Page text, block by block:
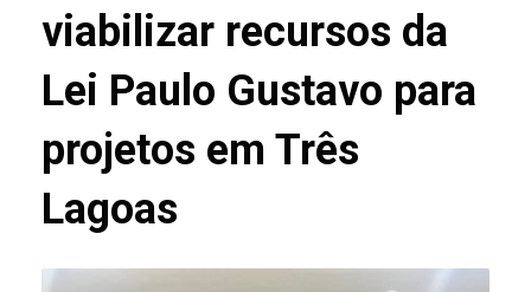
viabilizar recursos da
Lei Paulo Gustavo para
projetos em Três
Lagoas